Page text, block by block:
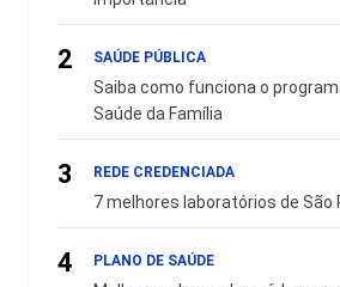
2 SAÚDE PÚBLICA
Saiba como funciona o
Saúde da Família
3 REDE CREDENCIADA
7 melhores laboratórios de São
4 PLANO DE SAÚDE